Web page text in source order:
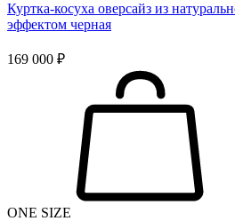
Куртка-косуха оверсайз из
эффектом черная
169 000 ₽
ONE SIZE